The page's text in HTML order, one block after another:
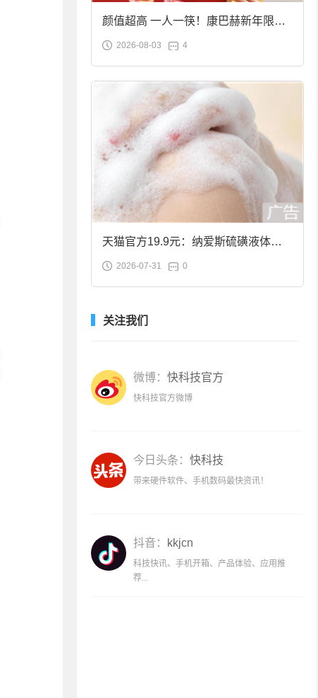
颜值超高 一人一筷！康巴赫新年限定
合金筷子大促：19.9元
2026-08-03 4
天猫官方19.9元：纳爱斯硫磺液体香
皂2斤大促
2026-07-31 0
关注我们
微博： 快科技官方
快科技官方微博
今日头条： 快科技
带来硬件软件、手机数码最快资讯！
抖音： kkjcn
科技快讯、手机开箱、产品体验、应用推
荐...